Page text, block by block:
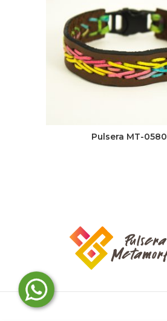
Pulsera MT-0580